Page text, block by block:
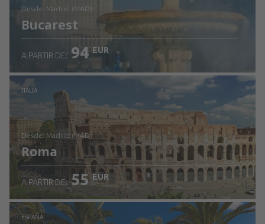
desde: Madrid (MAD)
Bucarest
Revisa los detalles
A PARTIR DE: 94 EUR
ITALIA
desde: Madrid (MAD)
Roma
Revisa los detalles
A PARTIR DE: 55 EUR
ESPAÑA